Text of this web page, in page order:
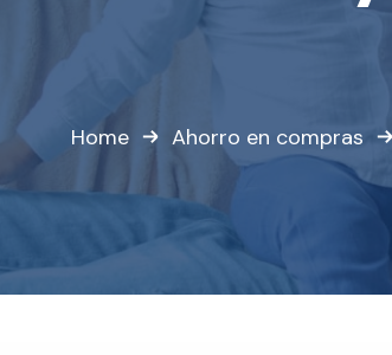
Home Ahorro en compras